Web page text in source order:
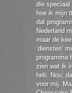
die speciaal
hoe ik mijn
dat
Nederland
maar de
‘diensten’
programma
zien wat ik
heb. Nou,
voor mij.